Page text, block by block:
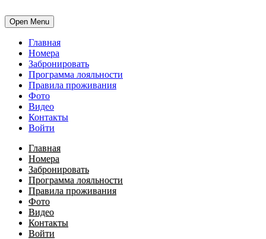
Open Menu
Главная
Номера
Забронировать
Программа лояльности
Правила проживания
Фото
Видео
Контакты
Войти
Главная
Номера
Забронировать
Программа лояльности
Правила проживания
Фото
Видео
Контакты
Войти